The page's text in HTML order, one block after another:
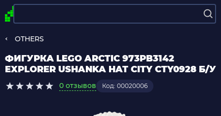
OTHERS
ФИГУРКА LEGO ARCTIC 973PB3142
EXPLORER USHANKA HAT CITY CTY0928 Б/У
0 отзывов Код: 00020006